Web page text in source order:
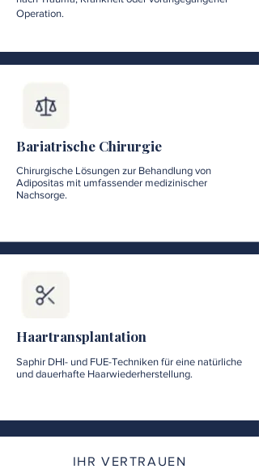
Operation.
Bariatrische Chirurgie
Chirurgische Lösungen zur Behandlung von
Adipositas mit umfassender medizinischer
Nachsorge.
Haartransplantation
Saphir DHI- und FUE-Techniken für eine natürliche
und dauerhafte Haarwiederherstellung.
IHR VERTRAUEN